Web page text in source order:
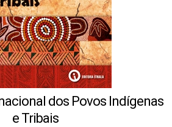
dos Povos Indígenas
e Tribais